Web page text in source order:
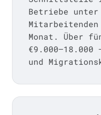
Betriebe unter
Monat. Über
€9.000–18.000
und